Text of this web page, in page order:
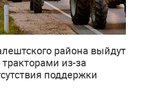
района выйдут
тракторами из-за
поддержки